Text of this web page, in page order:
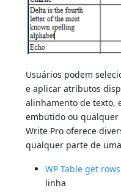
Usuários podem
e aplicar atributos
alinhamento de texto,
embutido ou qualquer
Write Pro oferece
qualquer parte de
WP Table get rows
linha